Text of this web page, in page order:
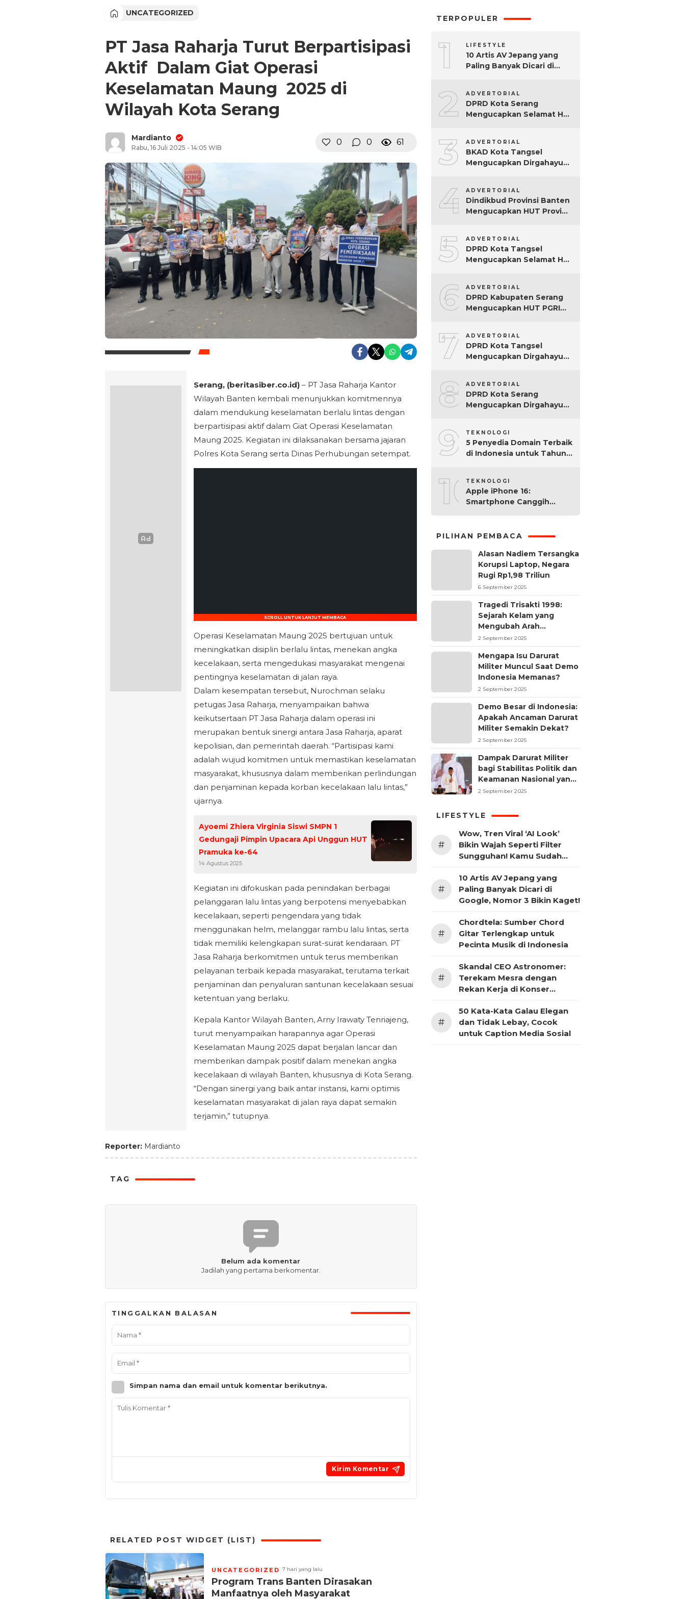
UNCATEGORIZED
PT Jasa Raharja Turut Berpartisipasi
Aktif Dalam Giat Operasi
Keselamatan Maung 2025 di
Wilayah Kota Serang
Mardianto
Rabu, 16 Juli 2025 - 14:05 WIB
0 0 61
Serang, (beritasiber.co.id) – PT Jasa Raharja Kantor
Wilayah Banten kembali menunjukkan komitmennya
dalam mendukung keselamatan berlalu lintas dengan
berpartisipasi aktif dalam Giat Operasi Keselamatan
Maung 2025. Kegiatan ini dilaksanakan bersama jajaran
Polres Kota Serang serta Dinas Perhubungan setempat.
SCROLL UNTUK LANJUT MEMBACA
Operasi Keselamatan Maung 2025 bertujuan untuk
meningkatkan disiplin berlalu lintas, menekan angka
kecelakaan, serta mengedukasi masyarakat mengenai
pentingnya keselamatan di jalan raya.
Dalam kesempatan tersebut, Nurochman selaku
petugas Jasa Raharja, menyampaikan bahwa
keikutsertaan PT Jasa Raharja dalam operasi ini
merupakan bentuk sinergi antara Jasa Raharja, aparat
kepolisian, dan pemerintah daerah. “Partisipasi kami
adalah wujud komitmen untuk memastikan keselamatan
masyarakat, khususnya dalam memberikan perlindungan
dan penjaminan kepada korban kecelakaan lalu lintas,”
ujarnya.
Ayoemi Zhiera Virginia Siswi SMPN 1
Gedungaji Pimpin Upacara Api Unggun HUT
Pramuka ke-64
14 Agustus 2025
Kegiatan ini difokuskan pada penindakan berbagai
pelanggaran lalu lintas yang berpotensi menyebabkan
kecelakaan, seperti pengendara yang tidak
menggunakan helm, melanggar rambu lalu lintas, serta
tidak memiliki kelengkapan surat-surat kendaraan. PT
Jasa Raharja berkomitmen untuk terus memberikan
pelayanan terbaik kepada masyarakat, terutama terkait
penjaminan dan penyaluran santunan kecelakaan sesuai
ketentuan yang berlaku.
Kepala Kantor Wilayah Banten, Arny Irawaty Tenriajeng,
turut menyampaikan harapannya agar Operasi
Keselamatan Maung 2025 dapat berjalan lancar dan
memberikan dampak positif dalam menekan angka
kecelakaan di wilayah Banten, khususnya di Kota Serang.
“Dengan sinergi yang baik antar instansi, kami optimis
keselamatan masyarakat di jalan raya dapat semakin
terjamin,” tutupnya.
Reporter: Mardianto
TAG
Belum ada komentar
Jadilah yang pertama berkomentar.
TINGGALKAN BALASAN
Simpan nama dan email untuk komentar berikutnya.
RELATED POST WIDGET (LIST)
UNCATEGORIZED 7 hari yang lalu
Program Trans Banten Dirasakan
Manfaatnya oleh Masyarakat
TERPOPULER
1 LIFESTYLE
10 Artis AV Jepang yang
Paling Banyak Dicari di
2 ADVERTORIAL
DPRD Kota Serang
Mengucapkan Selamat Hari
3 ADVERTORIAL
BKAD Kota Tangsel
Mengucapkan Dirgahayu
4 ADVERTORIAL
Dindikbud Provinsi Banten
Mengucapkan HUT Provinsi
5 ADVERTORIAL
DPRD Kota Tangsel
Mengucapkan Selamat Hari
6 ADVERTORIAL
DPRD Kabupaten Serang
Mengucapkan HUT PGRI
7 ADVERTORIAL
DPRD Kota Tangsel
Mengucapkan Dirgahayu
8 ADVERTORIAL
DPRD Kota Serang
Mengucapkan Dirgahayu
9 TEKNOLOGI
5 Penyedia Domain Terbaik
di Indonesia untuk Tahun
10TEKNOLOGI
Apple iPhone 16:
Smartphone Canggih
PILIHAN PEMBACA
Alasan Nadiem Tersangka
Korupsi Laptop, Negara
Rugi Rp1,98 Triliun
6 September 2025
Tragedi Trisakti 1998:
Sejarah Kelam yang
Mengubah Arah
Reformasi Indonesia
2 September 2025
Mengapa Isu Darurat
Militer Muncul Saat Demo
Indonesia Memanas?
2 September 2025
Demo Besar di Indonesia:
Apakah Ancaman Darurat
Militer Semakin Dekat?
2 September 2025
Dampak Darurat Militer
bagi Stabilitas Politik dan
Keamanan Nasional yang
Sering Terlupakan
2 September 2025
LIFESTYLE
#
Wow, Tren Viral ‘AI Look’
Bikin Wajah Seperti Filter
Sungguhan! Kamu Sudah
#
10 Artis AV Jepang yang
Paling Banyak Dicari di
Google, Nomor 3 Bikin Kaget!
#
Chordtela: Sumber Chord
Gitar Terlengkap untuk
Pecinta Musik di Indonesia
#
Skandal CEO Astronomer:
Terekam Mesra dengan
Rekan Kerja di Konser
#
50 Kata-Kata Galau Elegan
dan Tidak Lebay, Cocok
untuk Caption Media Sosial